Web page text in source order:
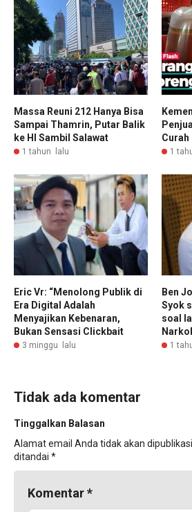
Massa Reuni 212 Hanya Bisa
Sampai Thamrin, Putar Balik
ke HI Sambil Salawat
1 tahun lalu
Curah
1
Eric Vr: “Menolong Publik di
Era Digital Adalah
Menyajikan Kebenaran,
Bukan Sensasi Clickbait
3 minggu lalu
Ben
Syok
soal
1
Tidak ada komentar
Tinggalkan Balasan
Alamat email Anda tidak akan
ditandai *
Komentar*